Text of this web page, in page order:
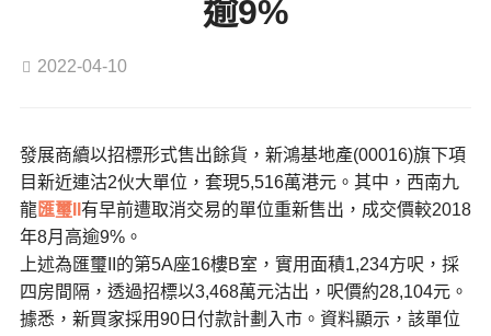
逾9%
2022-04-10
發展商續以招標形式售出餘貨，新鴻基地產(00016)旗下項
目新近連沽2伙大單位，套現5,516萬港元。其中，西南九
龍匯璽II 有早前遭取消交易的單位重新售出，成交價較2018
年8月高逾9%。
上述為匯璽II的第5A座16樓B室，實用面積1,234方呎，採
四房間隔，透過招標以3,468萬元沽出，呎價約28,104元。
據悉，新買家採用90日付款計劃入市。資料顯示，該單位